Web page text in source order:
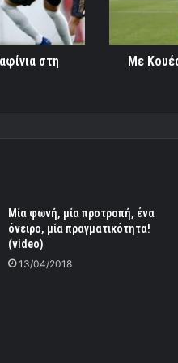
στη
Ολυμπιακό
Με
Μία φωνή, μία προτροπή, ένα
όνειρο, μία πραγματικότητα!
(video)
13/04/2018